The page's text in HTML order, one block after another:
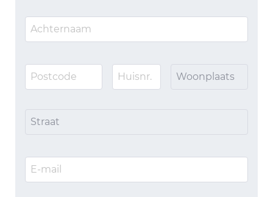
Woonplaats
Straat